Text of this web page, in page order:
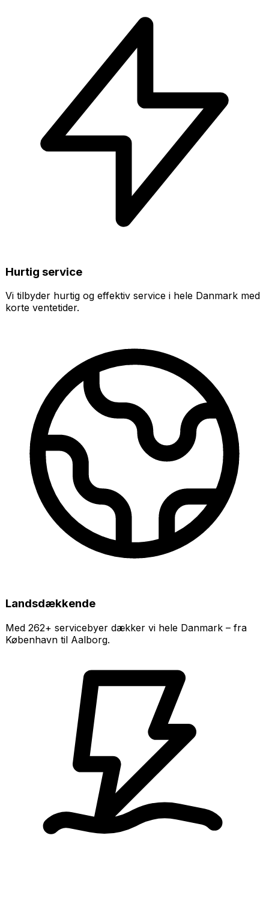
Hurtig service
Vi tilbyder hurtig og effektiv service i hele Danmark med
korte ventetider.
Landsdækkende
Med 262+ servicebyer dækker vi hele Danmark – fra
København til Aalborg.